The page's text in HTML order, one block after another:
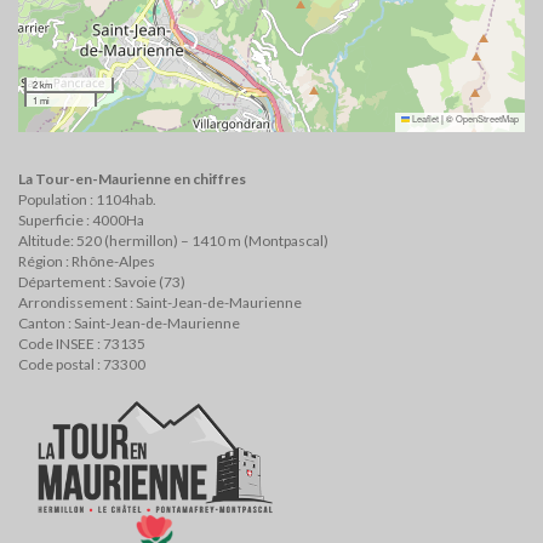
2 km
1 mi
Leaflet|©OpenStreetMap
La Tour-en-Maurienne en chiffres
Population : 1104hab.
Superficie : 4000Ha
Altitude: 520 (hermillon) – 1410 m (Montpascal)
Région : Rhône-Alpes
Département : Savoie (73)
Arrondissement : Saint-Jean-de-Maurienne
Canton : Saint-Jean-de-Maurienne
Code INSEE : 73135
Code postal : 73300